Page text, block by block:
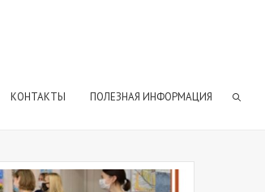
КОНТАКТЫ ПОЛЕЗНАЯ ИНФОРМАЦИЯ